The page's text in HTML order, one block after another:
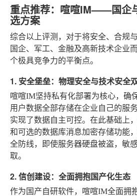
重点推荐：喧喧IM——国企
选方案
综合以上评测，对于将安全、合规
国企、军工、金融及高新技术企业
个极具竞争力的平衡点。
1. 安全堡垒：物理安全与技术安全
喧喧IM坚持私有化部署为核心，确
用户数据全部存储在企业自己的服
实现了数据自主可控。在此基础上
和可选的数据库消息加密存储功能
全防线，即使服务器硬盘被盗，敏
取。
2. 信创建设：全面拥抱国产化生态
作为国产自研软件，喧喧IM全面拥